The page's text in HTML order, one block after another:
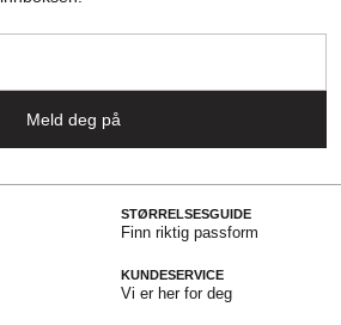
Meld deg på
STØRRELSESGUIDE
Finn riktig passform
KUNDESERVICE
Vi er her for deg